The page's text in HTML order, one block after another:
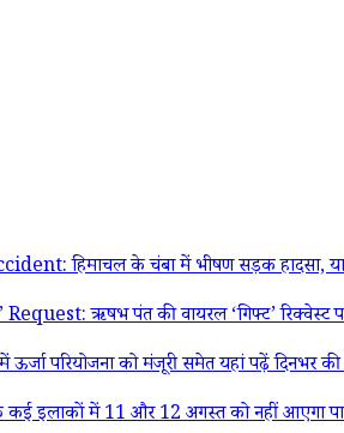
हिमाचल के चंबा में भीषण सड़क हादसा,
ऋषभ पंत की वायरल ‘गिफ्ट’ रिक्वेस्ट
ऊर्जा परियोजना को मंजूरी समेत यहां पढ़ें दिनभर
में 11 और 12 अगस्त को नहीं आएगा